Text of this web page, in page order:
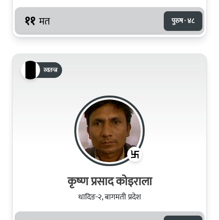
११ मत पुरुष · ४८
स्वतन्त्र
कृष्‍ण प्रसाद कोइराला
धादिङ-२, बागमती प्रदेश